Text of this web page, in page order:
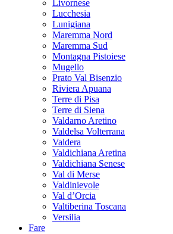
Livornese
Lucchesia
Lunigiana
Maremma Nord
Maremma Sud
Montagna Pistoiese
Mugello
Prato Val Bisenzio
Riviera Apuana
Terre di Pisa
Terre di Siena
Valdarno Aretino
Valdelsa Volterrana
Valdera
Valdichiana Aretina
Valdichiana Senese
Val di Merse
Valdinievole
Val d’Orcia
Valtiberina Toscana
Versilia
Fare